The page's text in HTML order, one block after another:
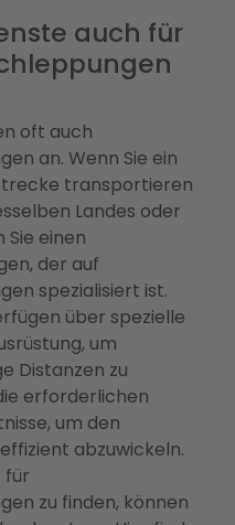
auch für
oft auch
an. Wenn Sie ein
transportieren
Landes oder
einen
der auf
spezialisiert ist.
über spezielle
um
Distanzen zu
erforderlichen
um den
abzuwickeln.
für
zu finden, können